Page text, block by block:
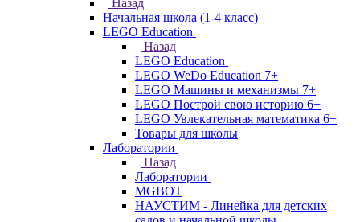
Назад
Начальная школа (1-4 класс)
LEGO Education
Назад
LEGO Education
LEGO WeDo Education 7+
LEGO Машины и механизмы 7+
LEGO Построй свою историю 6+
LEGO Увлекательная математика 6+
Товары для школы
Лаборатории
Назад
Лаборатории
MGBOT
НАУСТИМ - Линейка для детских